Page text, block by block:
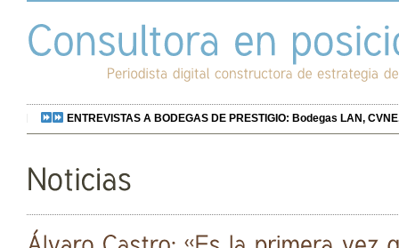
ENTREVISTAS A BODEGAS DE PRESTIGIO: Bodegas LAN,